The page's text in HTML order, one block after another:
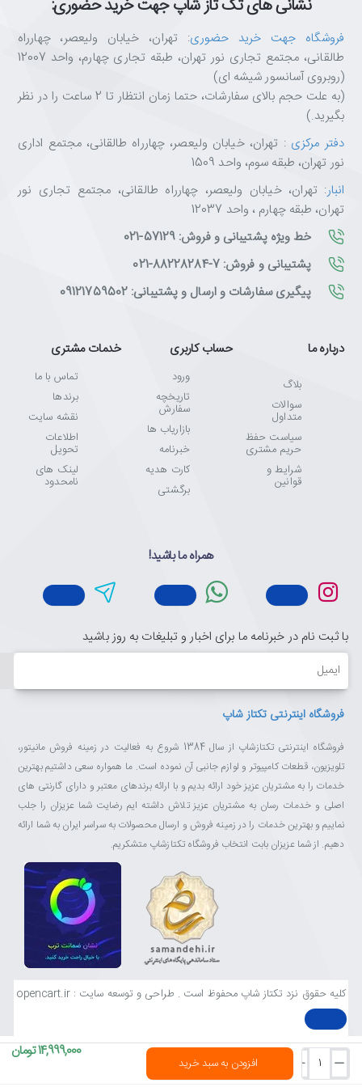
افزودن به سبد خرید
14,999,000 تومان
نشانی های تک تاز شاپ جهت خرید حضوری:
فروشگاه جهت خرید حضوری: تهران، خیابان ولیعصر، چهارراه
طالقانی، مجتمع تجاری نور تهران، طبقه تجاری چهارم، واحد 12007
(روبروی آسانسور شیشه ای)
(به علت حجم بالای سفارشات، حتما زمان انتظار تا 2 ساعت را در نظر
بگیرید.)
دفتر مرکزی : تهران، خیابان ولیعصر، چهارراه طالقانی، مجتمع اداری
نور تهران، طبقه سوم، واحد 1509
انبار: تهران، خیابان ولیعصر، چهارراه طالقانی، مجتمع تجاری نور
تهران، طبقه چهارم ، واحد 12037
خط ویژه پشتیبانی و فروش: 57129-021
پشتیبانی و فروش: 7-88228284-021
پیگیری سفارشات و ارسال و پشتیبانی: 09121759502
درباره ما
بلاگ
سوالات
متداول
سیاست حفظ
حریم مشتری
شرایط و
قوانین
حساب کاربری
ورود
تاریخچه
سفارش
بازاریاب ها
خبرنامه
کارت هدیه
برگشتی
خدمات مشتری
تماس با ما
برندها
نقشه سایت
اطلاعات
تحویل
لینک های
نامحدود
همراه ما باشید!
با ثبت نام در خبرنامه ما برای اخبار و تبلیغات به روز باشید
ایمیل
فروشگاه اینترنتی تکتاز شاپ
فروشگاه اینترنتی تکتازشاپ از سال 1384 شروع به فعالیت در زمینه فروش مانیتور،
تلویزیون، قطعات کامپیوتر و لوازم جانبی آن نموده است. ما همواره سعی داشتیم بهترین
خدمات را به مشتریان عزیز خود ارائه بدیم و با ارائه برندهای معتبر و دارای گارنتی های
اصلی و خدمات رسان به مشتریان عزیز تلاش داشته ایم رضایت شما عزیزان را جلب
نماییم و بهترین خدمات را در زمینه فروش و ارسال محصولات به سراسر ایران به شما ارائه
دهیم. از شما عزیزان بابت انتخاب فروشگاه تکتازشاپ متشکریم.
کلیه حقوق نزد تکتاز شاپ محفوظ است . طراحی و توسعه سایت : opencart.ir